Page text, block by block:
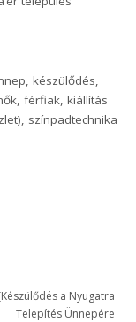
készülődés,
férfiak, kiállítás
színpadtechnika
a Nyugatra
Telepítés Ünnepére